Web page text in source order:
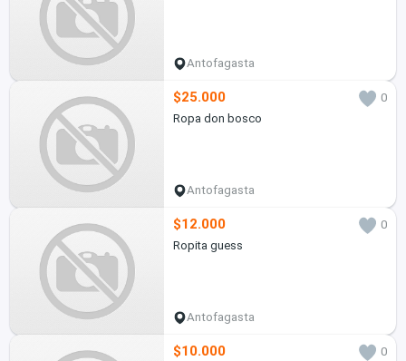
Antofagasta
$25.000
0
Ropa don bosco
Antofagasta
$12.000
0
Ropita guess
Antofagasta
$10.000
0